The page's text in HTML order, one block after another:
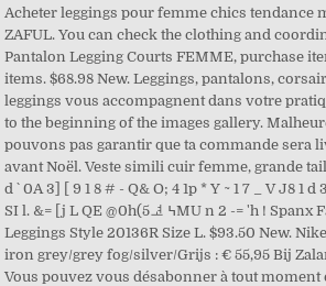
Acheter leggings pour femme chics tendance
ZAFUL. You can check the clothing and
Pantalon Legging Courts FEMME, purchase
items. $68.98 New. Leggings, pantalons,
leggings vous accompagnent dans votre
to the beginning of the images gallery.
pouvons pas garantir que ta commande sera
avant Noël. Veste simili cuir femme, grande
d ` 0A 3] [ 9 1 8 # - Q& O; 4 1p * Y ~ 1 7 _ V J8 1 d
SI l. &= [j L QE @0h(5ᅽ ߆MU n 2 -= 'h ! Spanx Faux Leather Moto Black
Leggings Style 20136R Size L. $93.50 New.
iron grey/grey fog/silver/Grijs : € 55,95 Bij
Vous pouvez vous désabonner à tout